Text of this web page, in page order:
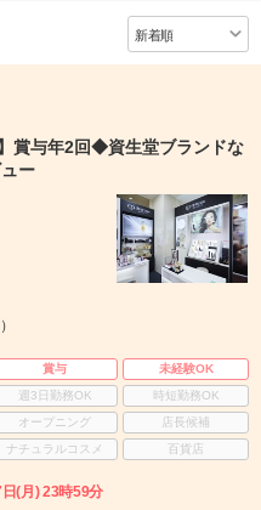
賞与年2回◆資生堂ブランドな
ー
賞与
未経験OK
週3日勤務OK
時短勤務OK
オープニング
店長候補
ナチュラルコスメ 百貨店
(月) 23時59分